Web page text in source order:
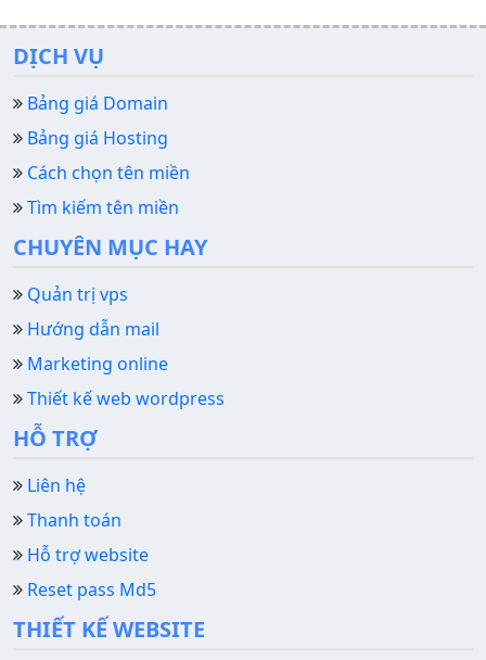
DỊCH VỤ
Bảng giá Domain
Bảng giá Hosting
Cách chọn tên miền
Tìm kiếm tên miền
CHUYÊN MỤC HAY
Quản trị vps
Hướng dẫn mail
Marketing online
Thiết kế web wordpress
HỖ TRỢ
Liên hệ
Thanh toán
Hỗ trợ website
Reset pass Md5
THIẾT KẾ WEBSITE